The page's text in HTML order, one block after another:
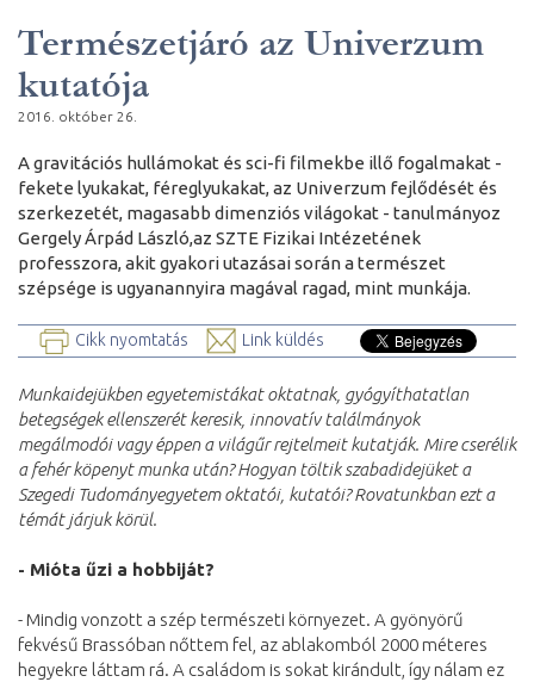
Természetjáró az Univerzum
kutatója
2016. október 26.
A gravitációs hullámokat és sci-fi filmekbe illő fogalmakat -
fekete lyukakat, féreglyukakat, az Univerzum fejlődését és
szerkezetét, magasabb dimenziós világokat - tanulmányoz
Gergely Árpád László,az SZTE Fizikai Intézetének
professzora, akit gyakori utazásai során a természet
szépsége is ugyanannyira magával ragad, mint munkája.
Cikk nyomtatás Link küldés
Munkaidejükben egyetemistákat oktatnak, gyógyíthatatlan
betegségek ellenszerét keresik, innovatív találmányok
megálmodói vagy éppen a világűr rejtelmeit kutatják. Mire cserélik
a fehér köpenyt munka után? Hogyan töltik szabadidejüket a
Szegedi Tudományegyetem oktatói, kutatói? Rovatunkban ezt a
témát járjuk körül.
- Mióta űzi a hobbiját?
- Mindig vonzott a szép természeti környezet. A gyönyörű
fekvésű Brassóban nőttem fel, az ablakomból 2000 méteres
hegyekre láttam rá. A családom is sokat kirándult, így nálam ez